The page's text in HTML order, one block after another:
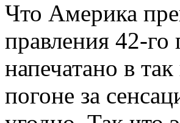
Что Америка
правления 42-го
напечатано в
погоне за